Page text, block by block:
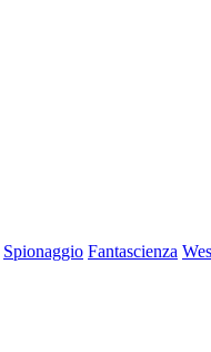
Spionaggio Fantascienza